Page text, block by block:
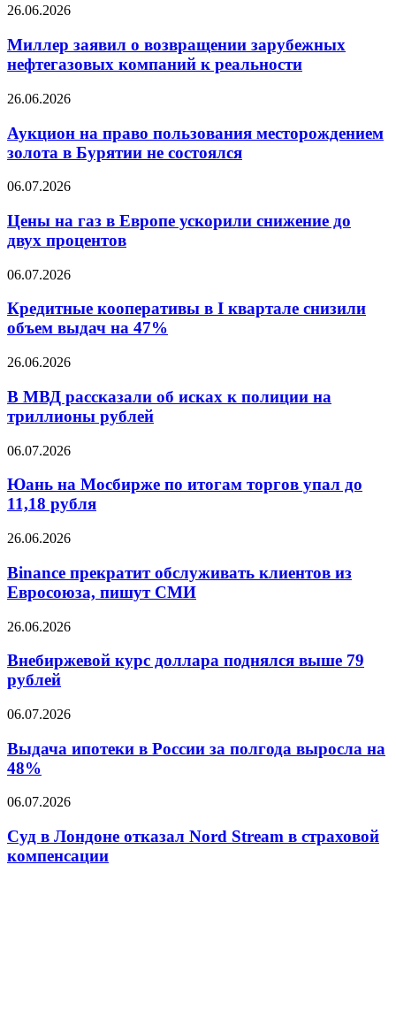
Миллер
о
возвращении
зарубежных
компаний
реальности
26.06.2026
Миллер заявил о возвращении зарубежных
нефтегазовых компаний к реальности
Аукцион
право
пользования
месторождением
в
не
состоялся
26.06.2026
Аукцион на право пользования месторождением
золота в Бурятии не состоялся
Цены
газ
в
Европе
снижение
двух
процентов
06.07.2026
Цены на газ в Европе ускорили снижение до
двух процентов
Кредитные
в
квартале
объем
на
47%
06.07.2026
Кредитные кооперативы в I квартале снизили
объем выдач на 47%
В
рассказали
об
исках
полиции
триллионы
рублей
26.06.2026
В МВД рассказали об исках к полиции на
триллионы рублей
Юань
Мосбирже
по
итогам
упал
11,18
рубля
06.07.2026
Юань на Мосбирже по итогам торгов упал до
11,18 рубля
Binance
обслуживать
клиентов
из
пишут
26.06.2026
Binance прекратит обслуживать клиентов из
Евросоюза, пишут СМИ
Внебиржевой
доллара
поднялся
выше
рублей
26.06.2026
Внебиржевой курс доллара поднялся выше 79
рублей
Выдача
в
России
за
выросла
48%
06.07.2026
Выдача ипотеки в России за полгода выросла на
48%
Суд
Лондоне
отказал
Nord
06.07.2026
Суд в Лондоне отказал Nord Stream в страховой
компенсации